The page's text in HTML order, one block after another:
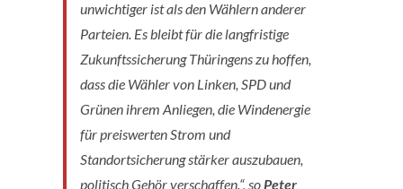
unwichtiger ist als den Wählern anderer
Parteien. Es bleibt für die langfristige
Zukunftssicherung Thüringens zu hoffen,
dass die Wähler von Linken, SPD und
Grünen ihrem Anliegen, die Windenergie
für preiswerten Strom und
Standortsicherung stärker auszubauen,
politisch Gehör verschaffen.“, so Peter